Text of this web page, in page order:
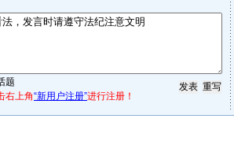
题
右上角“新用户注册”进行注册！